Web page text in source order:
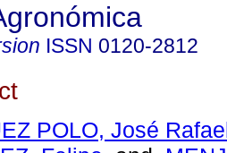
ISSN 0120-2812
POLO, José